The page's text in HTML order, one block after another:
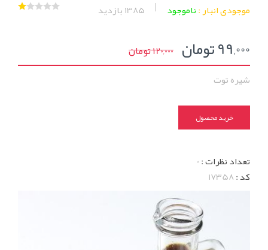
موجودی انبار :ناموجود بازدید
99,000 تومان 120,000 تومان
شیره توت
خرید محصول
تعداد نظرات :0
کد :17358